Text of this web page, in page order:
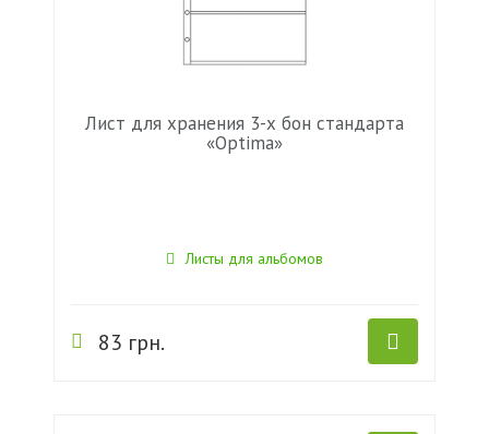
Лист для хранения 3-х бон стандарта
«Optima»
Листы для альбомов
83 грн.